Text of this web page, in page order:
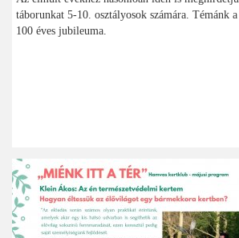
táborunkat 5-10. osztályosok számára. Témánk a
100 éves jubileuma.